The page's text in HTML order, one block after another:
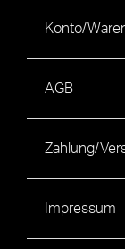
Konto/
AGB
Zahlung/
Impressum